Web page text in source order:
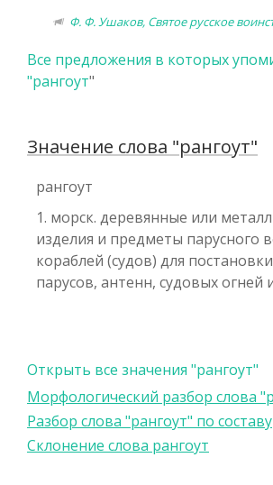
Ф. Ф. Ушаков, Святое русское
Все предложения в которых
"рангоут"
Значение слова "рангоут"
рангоут
1. морск. деревянные или
изделия и предметы парусного
кораблей (судов) для
парусов, антенн, судовых огней
Открыть все значения "рангоут"
Морфологический разбор слова
Разбор слова "рангоут" по составу
Склонение слова рангоут